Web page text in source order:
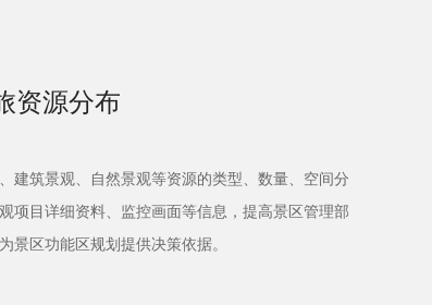
资源分布
建筑景观、自然景观等资源的类型、数量、空间分
项目详细资料、监控画面等信息，提高景区管理部
景区功能区规划提供决策依据。